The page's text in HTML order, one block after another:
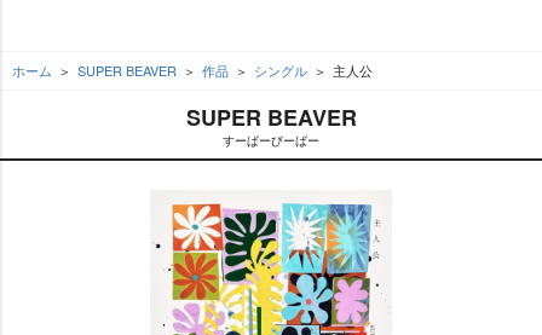
ホーム SUPER BEAVER 作品 シングル 主人公
SUPER BEAVER
すーぱーびーばー